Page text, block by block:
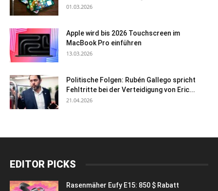
01.03.2026
Apple wird bis 2026 Touchscreen im
MacBook Pro einführen
13.03.2026
Politische Folgen: Rubén Gallego spricht
Fehltritte bei der Verteidigung von Eric...
21.04.2026
EDITOR PICKS
Rasenmäher Eufy E15: 850 $ Rabatt